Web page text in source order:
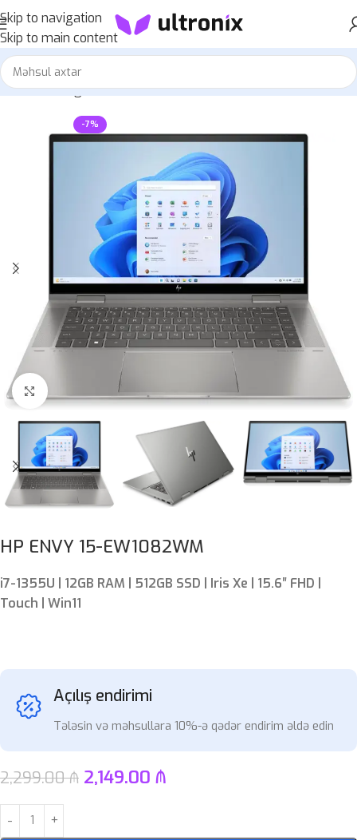
Skip to navigation
Skip to main content
Home»Mağaza»HP ENVY 15-EW1082WM
-7%
Böyütmək üçün klikləyin
HP ENVY 15-EW1082WM
i7-1355U | 12GB RAM | 512GB SSD | Iris Xe | 15.6″ FHD |
Touch | Win11
Açılış endirimi
Tələsin və məhsullara 10%-ə qədər endirim əldə edin
2,299.00₼ 2,149.00 ₼